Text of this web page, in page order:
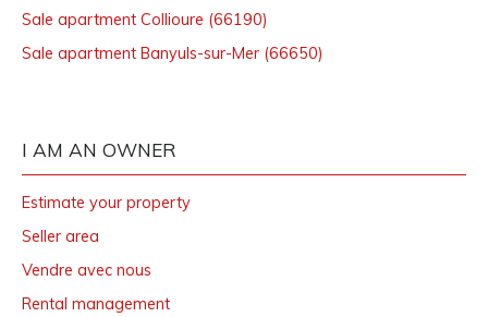
Sale apartment Collioure (66190)
Sale apartment Banyuls-sur-Mer (66650)
I AM AN OWNER
Estimate your property
Seller area
Vendre avec nous
Rental management